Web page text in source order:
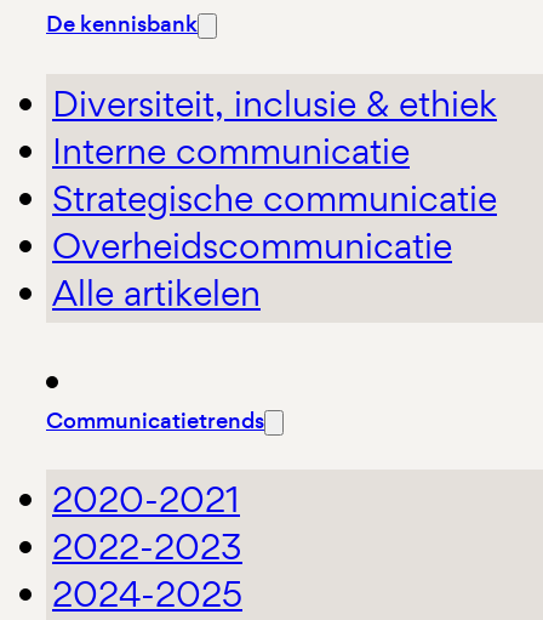
De kennisbank
Diversiteit, inclusie & ethiek
Interne communicatie
Strategische communicatie
Overheidscommunicatie
Alle artikelen
Communicatietrends
2020-2021
2022-2023
2024-2025